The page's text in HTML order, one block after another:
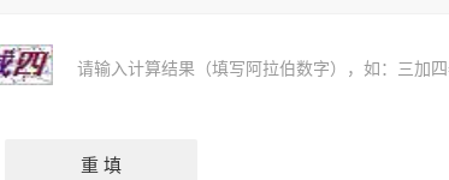
请输入计算结果（填写阿拉伯数字），如：三加